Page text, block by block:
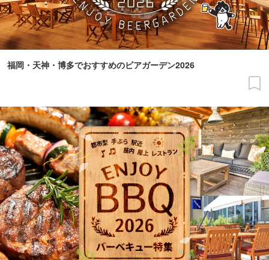
福岡・天神・博多でおすすめのビアガーデン2026